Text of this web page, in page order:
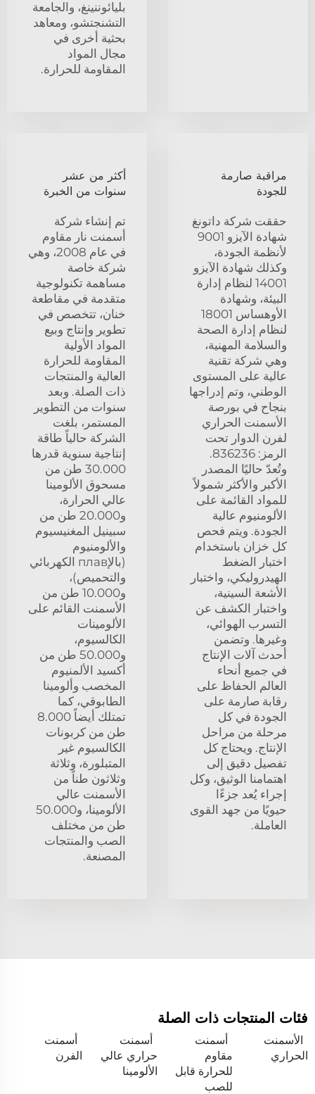
بليائوننينغ، والجامعة
التشنجتشو، ومعاهد
بحثية أخرى في
مجال المواد
المقاومة للحرارة.
مراقبة صارمة
للجودة
حققت شركة داتونغ
شهادة الآيزو 9001
لأنظمة الجودة،
وكذلك شهادة الآيزو
14001 لنظام إدارة
البيئة، وشهادة
الأوهساس 18001
لنظام إدارة الصحة
والسلامة المهنية،
وهي شركة تقنية
عالية على المستوى
الوطني، وتم إدراجها
بنجاح في بورصة
الأسمنت الحراري
لفرن الدوار تحت
الرمز: 836236.
وتُعدّ حاليًا المصدر
الأكبر والأكثر شمولاً
للمواد القائمة على
الألومنيوم عالية
الجودة. ويتم فحص
كل خزان باستخدام
اختبار الضغط
الهيدروليكي، واختبار
الأشعة السينية،
واختبار الكشف عن
التسرب الهوائي،
وغيرها. وتضمن
أحدث آلات الإنتاج
في جميع أنحاء
العالم الحفاظ على
رقابة صارمة على
الجودة في كل
مرحلة من مراحل
الإنتاج. ويحتاج كل
تفصيل دقيق إلى
اهتمامنا الوثيق، وكل
إجراء يُعد جزءًا
حيويًا من جهد القوى
العاملة.
أكثر من عشر
سنوات من الخبرة
تم إنشاء شركة
أسمنت نار مقاوم
في عام 2008، وهي
شركة خاصة
مساهمة تكنولوجية
متقدمة في مقاطعة
خنان، تتخصص في
تطوير وإنتاج وبيع
المواد الأولية
المقاومة للحرارة
العالية والمنتجات
ذات الصلة. وبعد
سنوات من التطوير
المستمر، بلغت
الشركة حالياً طاقة
إنتاجية سنوية قدرها
30.000 طن من
مسحوق الألومينا
عالي الحرارة،
و20.000 طن من
سبينيل المغنيسيوم
والألومنيوم
(بالإплав الكهربائي
والتحميص)،
و10.000 طن من
الأسمنت القائم على
الألومينات
الكالسيوم،
و50.000 طن من
أكسيد الألمنيوم
المخصب وألومينا
الطابوقي، كما
تمتلك أيضاً 8.000
طن من كربونات
الكالسيوم غير
المتبلورة، وثلاثة
وثلاثون طناً من
الأسمنت عالي
الألومينا، و50.000
طن من مختلف
الصب والمنتجات
المصنعة.
فئات المنتجات ذات الصلة
الأسمنت
الحراري
أسمنت
مقاوم
للحرارة قابل
للصب
أسمنت
حراري عالي
الألومينا
أسمنت
الفرن